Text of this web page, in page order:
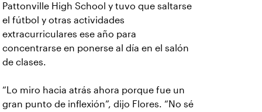
Pattonville High School y tuvo que saltarse
el fútbol y otras actividades
extracurriculares ese año para
concentrarse en ponerse al día en el salón
de clases.
“Lo miro hacia atrás ahora porque fue un
gran punto de inflexión”, dijo Flores. “No sé